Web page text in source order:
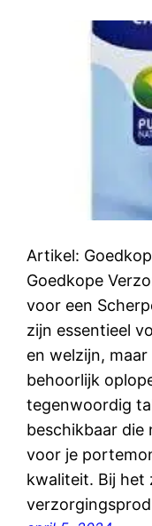
Artikel:
Goedkope
voor een
zijn essentieel
en welzijn,
behoorlijk
tegenwoordig
beschikbaar die
voor je
kwaliteit. Bij het